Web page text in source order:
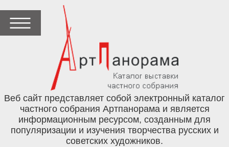
Веб сайт представляет собой электронный каталог
частного собрания Артпанорама и является
информационным ресурсом, созданным для
популяризации и изучения творчества русских и
советских художников.